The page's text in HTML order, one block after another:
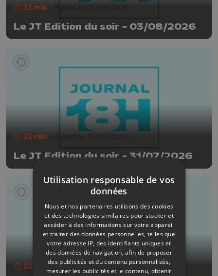
22 min
Le JT Edition du soir - 03/08/2026
22 min
Le JT Edition du soir - 31/07/2026
22 min - Publié le 30/07/2026
Utilisation responsable de vos
données
Nous et nos partenaires utilisons des cookies
et des technologies similaires pour stocker et
accéder à des informations sur votre appareil
et traiter des données personnelles, telles que
votre adresse IP, des identifiants uniques et
des données de navigation, afin de proposer
des publicités et du contenu personnalisés,
mesurer les publicités et le contenu, obtenir